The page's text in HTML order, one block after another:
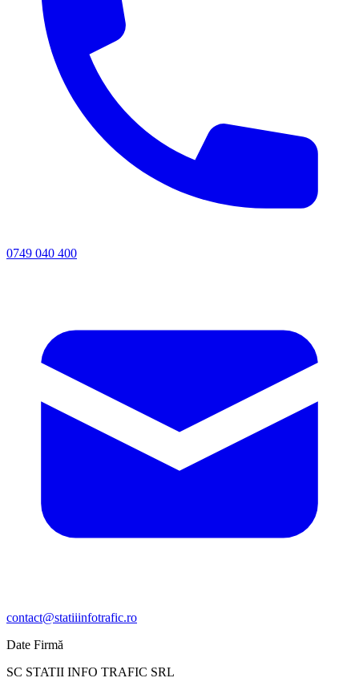
0749 040 400
contact@statiiinfotrafic.ro
Date Firmă
SC STATII INFO TRAFIC SRL